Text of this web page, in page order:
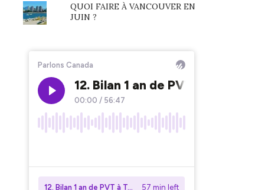
QUOI FAIRE À VANCOUVER EN
JUIN ?